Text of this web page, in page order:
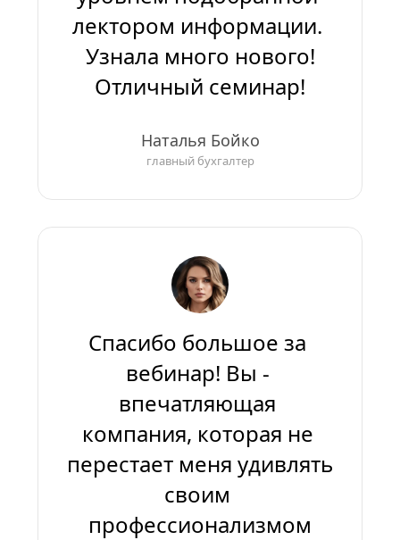
лектором информации.
Узнала много нового!
Отличный семинар!
Наталья Бойко
главный бухгалтер
Спасибо большое за
вебинар! Вы -
впечатляющая
компания, которая не
перестает меня удивлять
своим
профессионализмом